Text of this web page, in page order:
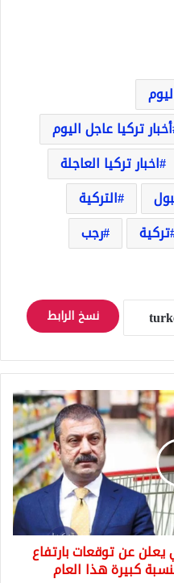
أخبار تركيا عاجل اليوم
اخبار تركيا العاجلة
التركية
تركية
رجب
نسخ الرابط
يعلن عن توقعات بارتفاع
كبيرة هذا العام